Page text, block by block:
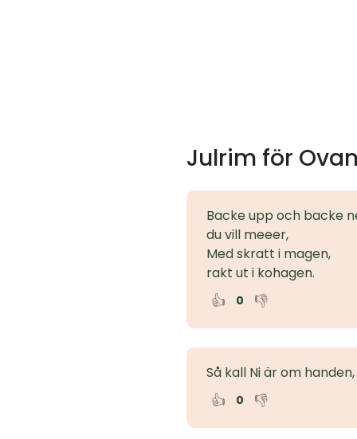
Julrim för
Backe upp och backe
du vill meeer,
Med skratt i magen,
rakt ut i kohagen.
👍 0 👎
Så kall Ni är om
👍 0 👎